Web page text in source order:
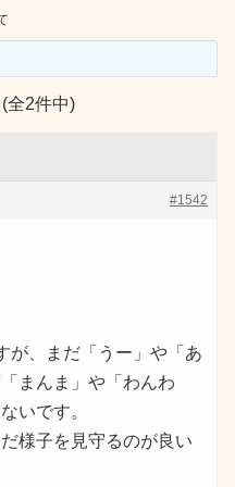
全2件中)
#1542
が、まだ「うー」や「あ
まんま」や「わんわ
いです。
様子を見守るのが良い